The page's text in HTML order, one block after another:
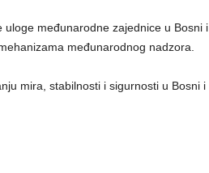
međunarodne zajednice u Bosni i
međunarodnog nadzora.
mira, stabilnosti i sigurnosti u Bosni i